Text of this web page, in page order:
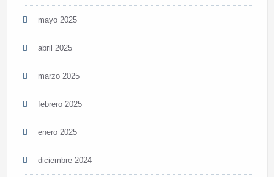
mayo 2025
abril 2025
marzo 2025
febrero 2025
enero 2025
diciembre 2024